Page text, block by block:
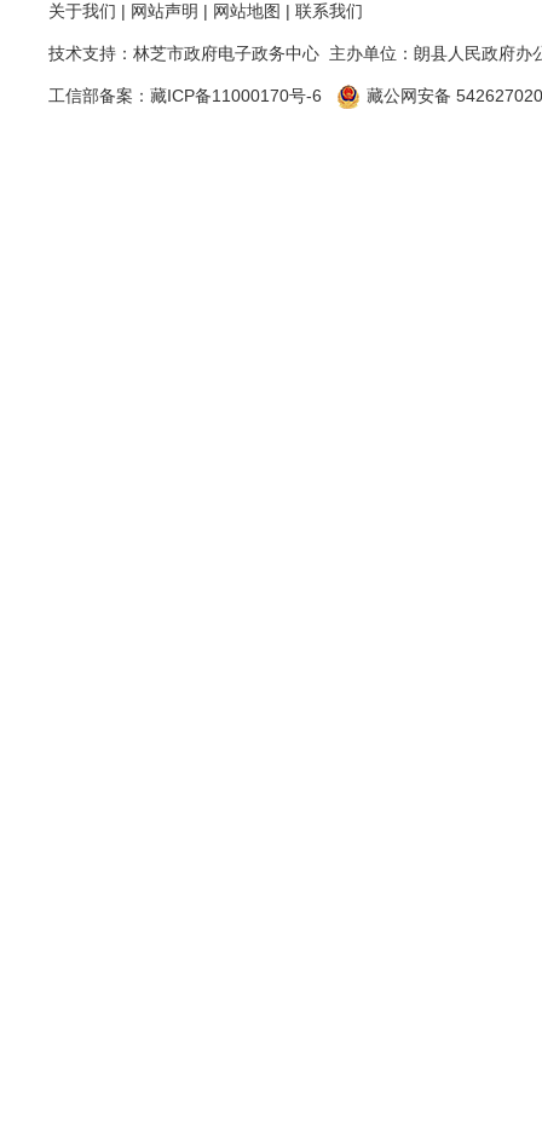
二、
关于我们 | 网站声明 | 网站地图 | 联系我们
技术支持：林芝市政府电子政务中心 主办单位：朗县人民政府办
工信部备案： 藏ICP备11000170号-6 藏公网安备